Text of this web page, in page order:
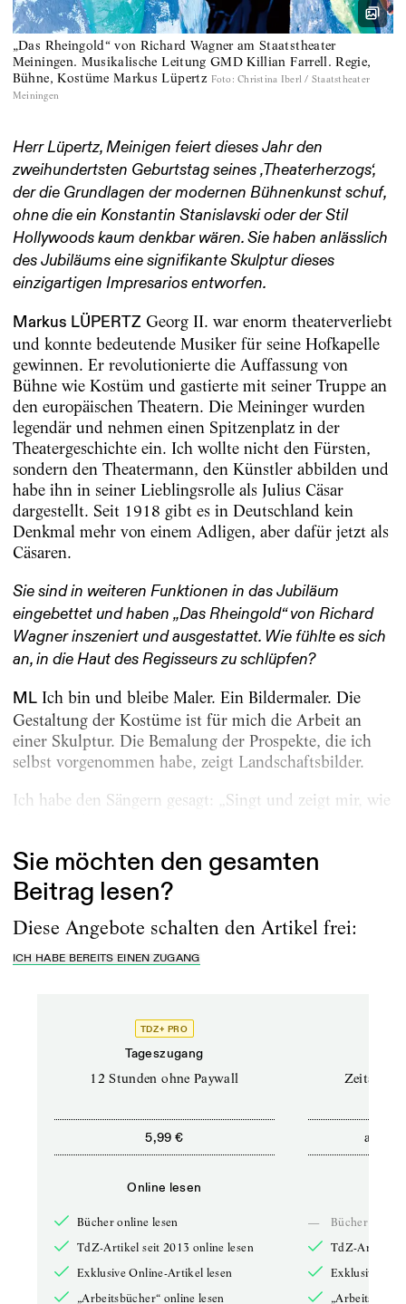
„Das Rheingold“ von Richard Wagner am Staatstheater
Meiningen. Musikalische Leitung GMD Killian Farrell. Regie,
Bühne, Kostüme Markus Lüpertz Foto: Christina Iberl / Staatstheater
Meiningen
Herr Lüpertz, Meinigen feiert dieses Jahr den
zweihundertsten Geburtstag seines ‚Theaterherzogs‘,
der die Grundlagen der modernen Bühnenkunst schuf,
ohne die ein Konstantin Stanislavski oder der Stil
Hollywoods kaum denkbar wären. Sie haben anlässlich
des Jubiläums eine signifikante Skulptur dieses
einzigartigen Impresarios entworfen.
Markus LÜPERTZ Georg II. war enorm theaterverliebt
und konnte bedeutende Musiker für seine Hofkapelle
gewinnen. Er revolutionierte die Auffassung von
Bühne wie Kostüm und gastierte mit seiner Truppe an
den europäischen Theatern. Die Meininger wurden
legendär und nehmen einen Spitzenplatz in der
Theatergeschichte ein. Ich wollte nicht den Fürsten,
sondern den Theatermann, den Künstler abbilden und
habe ihn in seiner Lieblingsrolle als Julius Cäsar
dargestellt. Seit 1918 gibt es in Deutschland kein
Denkmal mehr von einem Adligen, aber dafür jetzt als
Cäsaren.
Sie sind in weiteren Funktionen in das Jubiläum
eingebettet und haben „Das Rheingold“ von Richard
Wagner inszeniert und ­ausgestattet. Wie fühlte es sich
an, in die Haut des Regisseurs zu schlüpfen?
MLIch bin und bleibe Maler. Ein Bildermaler. Die
Gestaltung der Kostüme ist für mich die Arbeit an
einer Skulptur. Die Bemalung der Prospekte, die ich
selbst vorgenommen habe, zeigt Landschaftsbilder.
Ich habe den Sängern gesagt: „Singt und zeigt mir, wie
Sie möchten den gesamten
Beitrag lesen?
Diese Angebote schalten den Artikel frei:
ICH HABE BEREITS EINEN ZUGANG
TDZ+ PRO
Tageszugang
12 Stunden ohne Paywall
5,99 €
Online lesen
Bücher online lesen
TdZ-Artikel seit 2013 online lesen
Exklusive Online-Artikel lesen
„Arbeitsbücher“ online lesen
ab
—
Bücher online
TdZ-Artikel
Exklusive